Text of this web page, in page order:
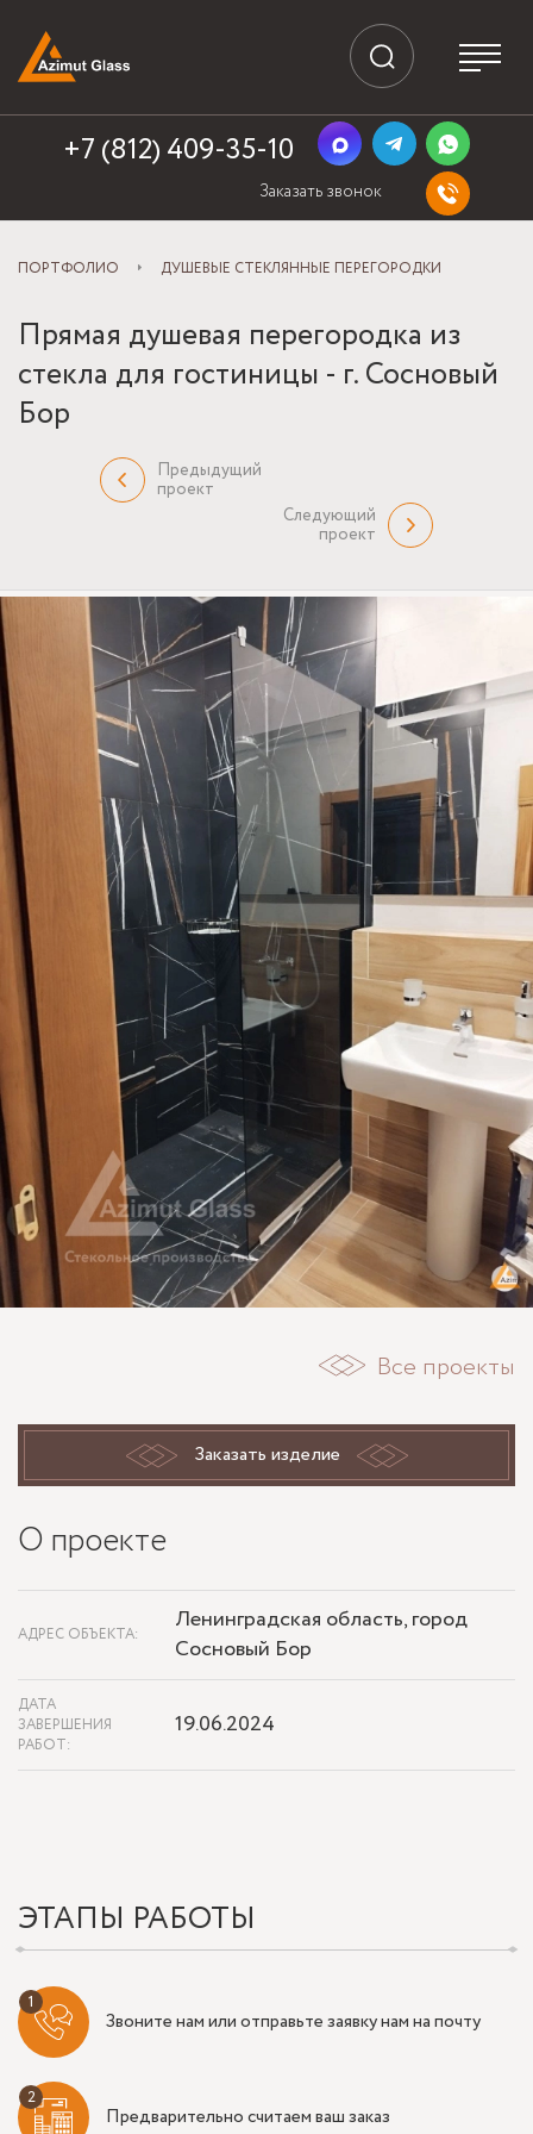
+7 (812) 409-35-10
Заказать звонок
ПОРТФОЛИО ДУШЕВЫЕ СТЕКЛЯННЫЕ ПЕРЕГОРОДКИ
Прямая душевая перегородка из
стекла для гостиницы - г. Сосновый
Бор
Предыдущий
проект
Следующий
проект
Все проекты
Заказать изделие
О проекте
АДРЕС ОБЪЕКТА:
Ленинградская область, город
Сосновый Бор
ДАТА
ЗАВЕРШЕНИЯ
РАБОТ:
19.06.2024
ЭТАПЫ РАБОТЫ
Звоните нам или отправьте заявку нам на почту
Предварительно считаем ваш заказ